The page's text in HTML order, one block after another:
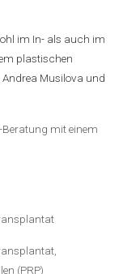
im In- als auch im
plastischen
Andrea Musilova und
Beratung mit einem
(PRP)